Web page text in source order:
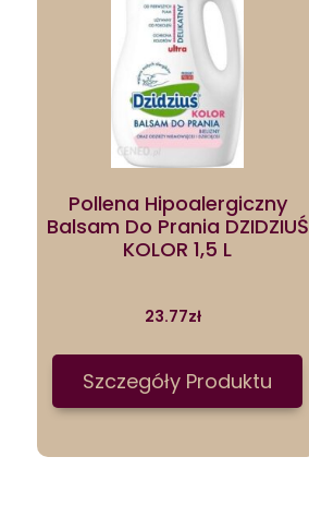
Pollena Hipoalergiczny
Balsam Do Prania DZIDZIUŚ
KOLOR 1,5 L
23.77zł
Szczegóły Produktu